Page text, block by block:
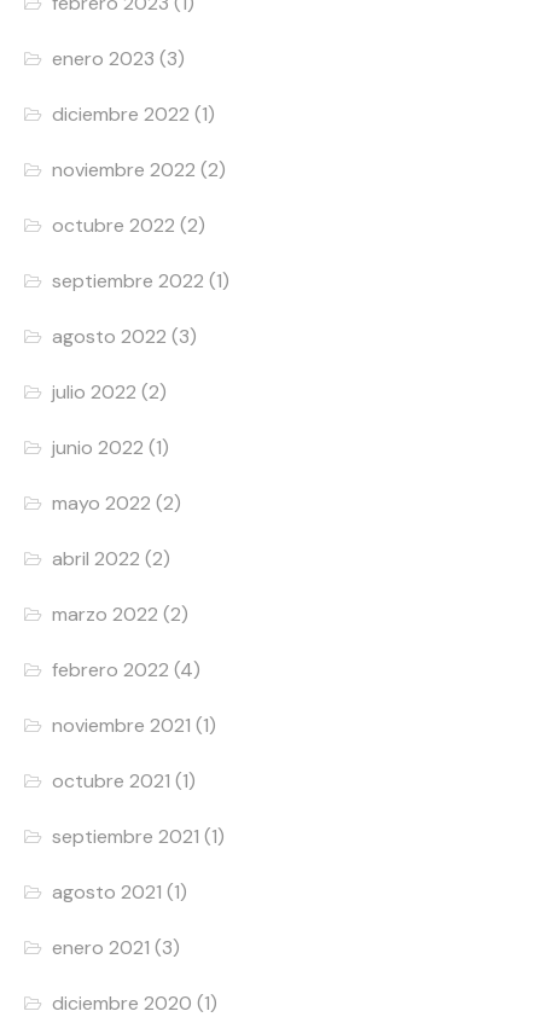
enero 2023 (3)
diciembre 2022 (1)
noviembre 2022 (2)
octubre 2022 (2)
septiembre 2022 (1)
agosto 2022 (3)
julio 2022 (2)
junio 2022 (1)
mayo 2022 (2)
abril 2022 (2)
marzo 2022 (2)
febrero 2022 (4)
noviembre 2021 (1)
octubre 2021 (1)
septiembre 2021 (1)
agosto 2021 (1)
enero 2021 (3)
diciembre 2020 (1)